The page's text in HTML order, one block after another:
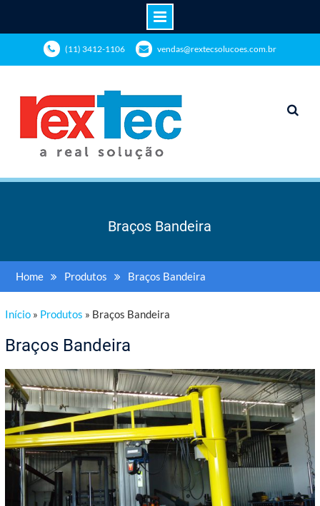
(11) 3412-1106 vendas@rextecsolucoes.com.br
Braços Bandeira
Home Produtos Braços Bandeira
Início» Produtos » Braços Bandeira
Braços Bandeira